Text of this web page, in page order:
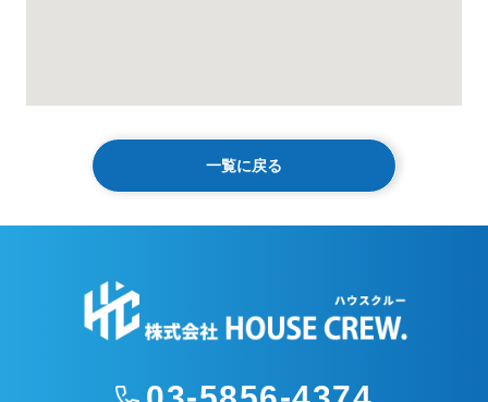
一覧に戻る